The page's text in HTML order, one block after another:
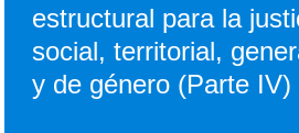
estructural para la
social, territorial,
y de género (Parte IV)